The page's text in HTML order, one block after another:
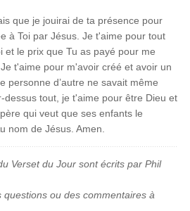
que je jouirai de ta présence pour
à Toi par Jésus. Je t'aime pour tout
et le prix que Tu as payé pour me
t'aime pour m'avoir créé et avoir un
personne d’autre ne savait même
dessus tout, je t'aime pour être Dieu et
qui veut que ses enfants le
nom de Jésus. Amen.
Verset du Jour sont écrits par Phil
questions ou des commentaires à